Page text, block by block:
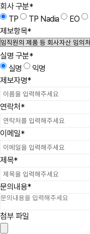
회사 구분*
TP
TP Nadia EO
제보항목*
실명 구분*
실명
익명
제보자명*
연락처 *
이메일*
제목*
문의내용*
첨부 파일